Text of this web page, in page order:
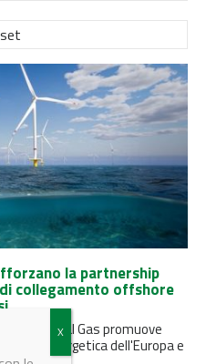
la partnership
collegamento offshore
e National Gas promuove
energetica dell'Europa e